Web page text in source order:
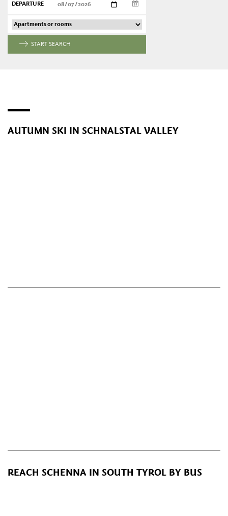
DEPARTURE
START SEARCH
AUTUMN SKI IN SCHNALSTAL VALLEY
REACH SCHENNA IN SOUTH TYROL BY BUS